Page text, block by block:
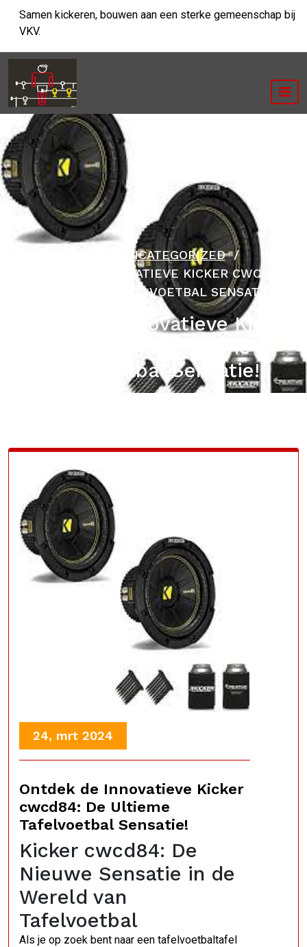
naar
inhoud
Samen kickeren, bouwen aan een sterke gemeenschap bij
VKV.
UNCATEGORIZED/
ONTDEK DE INNOVATIEVE KICKER CWCD84:
DE ULTIEME TAFELVOETBAL SENSATIE!
Ontdek de Innovatieve Kicker
cwcd84: De Ultieme
Tafelvoetbal Sensatie!
24, mrt 2024
Ontdek de Innovatieve Kicker
cwcd84: De Ultieme
Tafelvoetbal Sensatie!
Kicker cwcd84: De
Nieuwe Sensatie in de
Wereld van
Tafelvoetbal
Als je op zoek bent naar een tafelvoetbaltafel